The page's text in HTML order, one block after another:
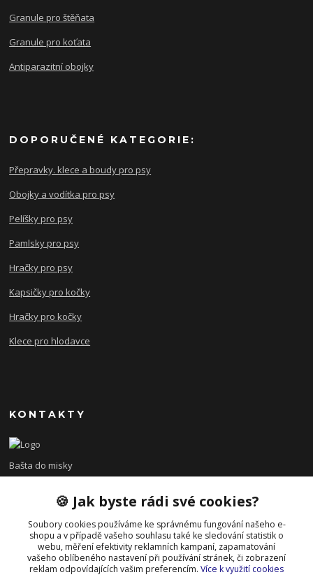
Granule pro štěňata
Granule pro koťata
Antiparazitní obojky
DOPORUČENÉ KATEGORIE:
Přepravky. klece a boudy pro psy
Obojky a vodítka pro psy
Pelíšky pro psy
Pamlsky pro psy
Hračky pro psy
Kapsičky pro kočky
Hračky pro kočky
Klece pro hlodavce
KONTAKTY
Bašta do misky
+420 608 479 610
po - pá 8:00 - 15:00
info@bastadomisky.cz
🍪 Jak byste rádi své cookies?
Soubory cookies používáme ke správnému fungování našeho e-
shopu a v případě vašeho souhlasu také ke sledování statistik o
webu, měření efektivity reklamních kampaní, zapamatování
vašeho oblíbeného nastavení při používání stránek, či zobrazení
reklam odpovídajících vašim preferencím. Více k využití cookies